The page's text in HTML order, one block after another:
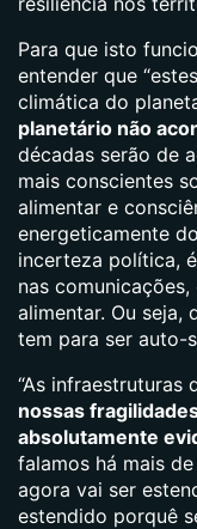
Para que isto
entender que
climática do
planetário não
décadas serão de
mais conscientes
alimentar e
energeticamente
incerteza política,
nas
alimentar. Ou seja,
tem para ser auto-
“As infraestruturas
nossas
absolutamente
falamos há mais
agora vai ser
estendido porquê